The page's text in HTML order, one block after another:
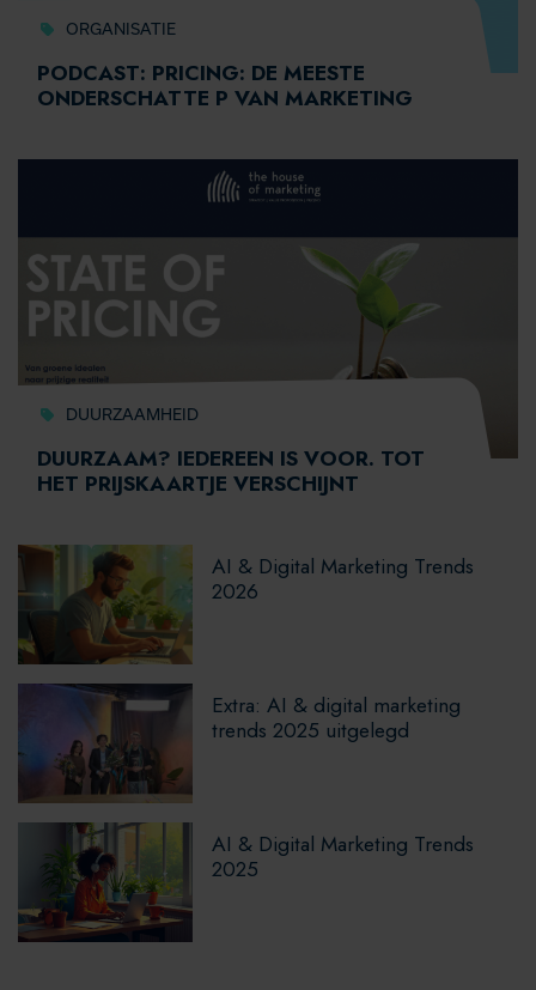
ORGANISATIE
PODCAST: PRICING: DE MEESTE
ONDERSCHATTE P VAN MARKETING
DUURZAAMHEID
DUURZAAM? IEDEREEN IS VOOR. TOT
HET PRIJSKAARTJE VERSCHIJNT
AI & Digital Marketing Trends
2026
Extra: AI & digital marketing
trends 2025 uitgelegd
AI & Digital Marketing Trends
2025